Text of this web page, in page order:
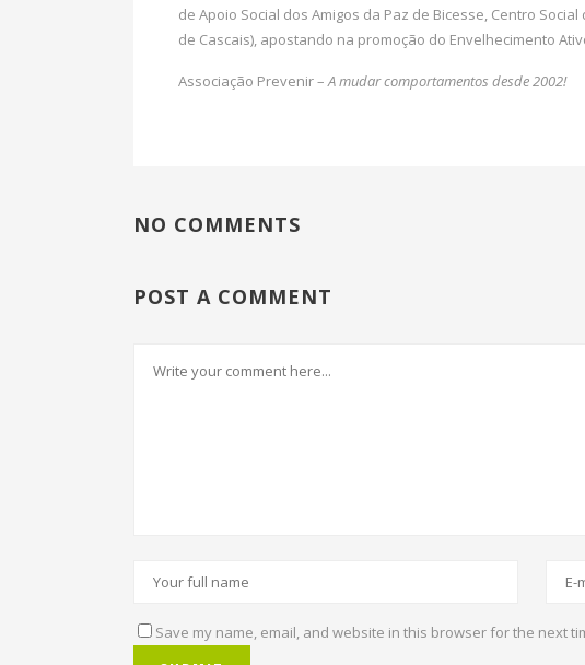
de Apoio Social dos Amigos da Paz de Bicesse, Centro
de Cascais), apostando na promoção do Envelhecimento
Associação Prevenir –A mudar comportamentos desde 2002!
NO COMMENTS
POST A COMMENT
Save my name, email, and website in this browser for the next